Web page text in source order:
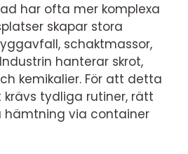
har ofta mer komplexa
skapar stora
schaktmassor,
hanterar skrot,
kemikalier. För att detta
krävs tydliga rutiner, rätt
hämtning via container